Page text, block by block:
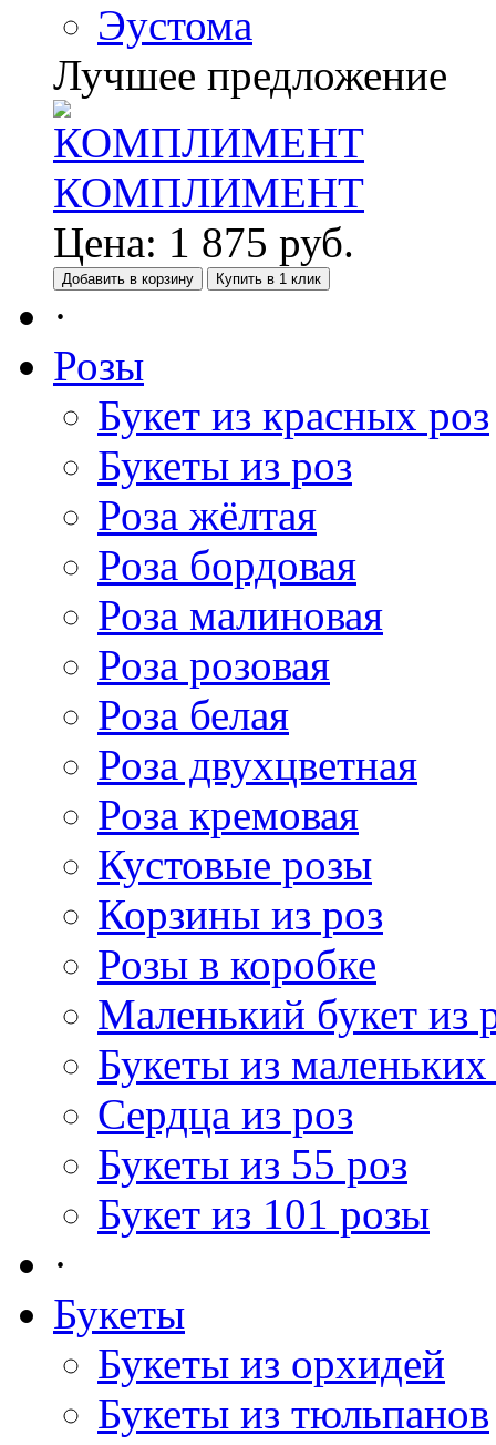
Эустома
Лучшее предложение
КОМПЛИМЕНТ
Цена: 1 875 руб.
Добавить в корзину Купить в 1 клик
·
Розы
Букет из красных роз
Букеты из роз
Роза жёлтая
Роза бордовая
Роза малиновая
Роза розовая
Роза белая
Роза двухцветная
Роза кремовая
Кустовые розы
Корзины из роз
Розы в коробке
Маленький букет из
Букеты из маленьких
Сердца из роз
Букеты из 55 роз
Букет из 101 розы
·
Букеты
Букеты из орхидей
Букеты из тюльпанов